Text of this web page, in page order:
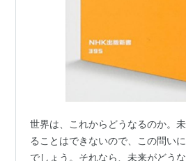
世界は、これからどうなるのか。
ることはできないので、この問い
でしょう。それなら、未来がどう